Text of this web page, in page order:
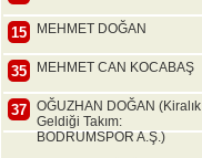
15 MEHMET DOĞAN
35 MEHMET CAN KOCABAŞ
37
OĞUZHAN DOĞAN (Kiralık
Geldiği Takım:
BODRUMSPOR A.Ş.)